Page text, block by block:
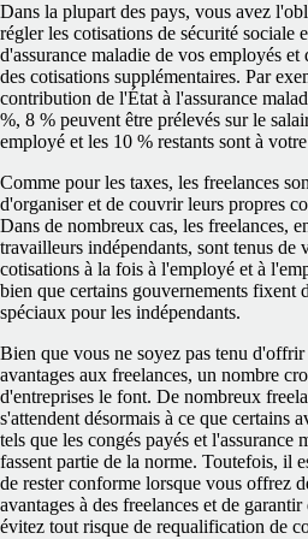
Dans la plupart des pays, vous avez
régler les cotisations de sécurité sociale
d'assurance maladie de vos employés et
des cotisations supplémentaires. Par
contribution de l'État à l'assurance
%, 8 % peuvent être prélevés sur le
employé et les 10 % restants sont à
Comme pour les taxes, les freelances
d'organiser et de couvrir leurs propres
Dans de nombreux cas, les freelances,
travailleurs indépendants, sont tenus de
cotisations à la fois à l'employé et à
bien que certains gouvernements fixent
spéciaux pour les indépendants.
Bien que vous ne soyez pas tenu d'offrir
avantages aux freelances, un nombre
d'entreprises le font. De nombreux
s'attendent désormais à ce que certains
tels que les congés payés et l'assurance
fassent partie de la norme. Toutefois, il
de rester conforme lorsque vous offrez
avantages à des freelances et de
évitez tout risque de requalification de